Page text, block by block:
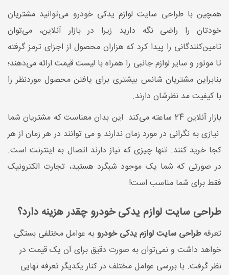
همچین با طراحی سایت لوازم یدکی خودرو می‌توانید مشتریان
خودتان را راضی نگه دارید زیرا در بازار آنلاین، می‌توان
تامین‌کنندگانی را پیدا کرد که هزاران محصول از اجزای ترمز گرفته
تا موتور و سایر لوازم جانبی را همراه با لیست قیمت ارائه می‌دهند؛
بنابراین مشتریان شانس بیشتری برای یافتن محصول موردنظر را
با کیفیت مد نظرشان دارند.
بازار آنلاین 24 ساعته می‌کند. این بدان معناست که مشتریان شما
نیازی به نگرانی در مورد زمان ندارند و می توانند در هر زمان از هر
کجا خرید کنند. تنها چیزی که نیاز دارند اتصال به اینترنت است.
در صورتی که شما یک موجود شبگرد هستید، تجارت الکترونیک
فقط برای شما مناسب است!
طراحی سایت لوازم یدکی خودرو چقدر هزینه دارد؟
تعرفهطراحی سایت لوازم یدکی خودروبه عوامل مختلفی بستگی
خواهد داشت و نمی‌توان به صورت دقیق برای آن یک قیمت در
نظر گرفت. با بررسی عوامل مختلف در کنار یکدیگر تعرفه نهایی